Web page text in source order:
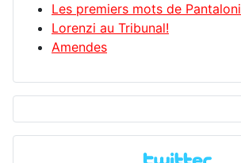
Les premiers mots de Pantaloni
Lorenzi au Tribunal!
Amendes